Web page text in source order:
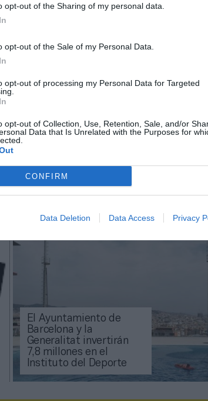
opt-out of the Sharing of my personal data.
opt-out of the Sale of my Personal Data.
opt-out of processing my Personal Data for Targeted
opt-out of Collection, Use, Retention, Sale, and/or
Data that Is Unrelated with the Purposes for
CONFIRM
Data Deletion Data Access Privacy
no formas parte de
¡Hazte Socio para acceder a este contenido
¡Suscríbete! Inicia sesión
Imprimir
El Ayuntamiento de
Barcelona y la
Generalitat invertirán
7,8 millones en el
Instituto del Deporte